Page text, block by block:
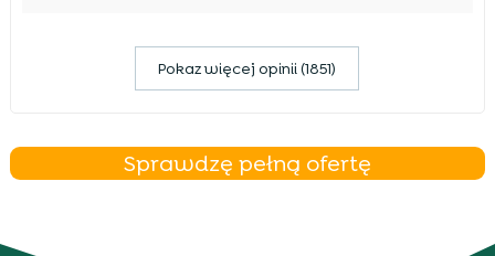
Pokaz więcej opinii (1851)
Sprawdzę pełną ofertę